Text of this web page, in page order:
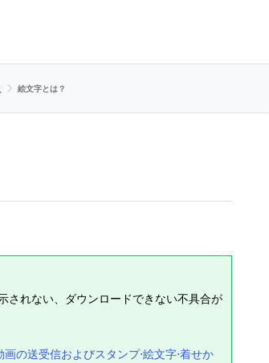
絵文字とは？
れない、ダウンロードできない不具合が
の送受信およびスタンプ⋅絵文字⋅着せか